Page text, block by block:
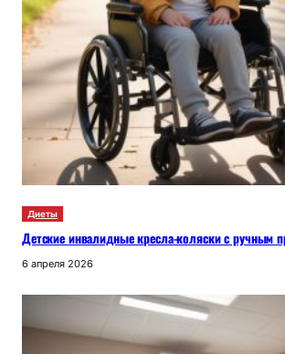
Диеты
Детские инвалидные кресла-коляски с ручным
6 апреля 2026